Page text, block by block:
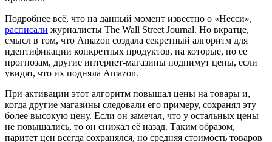
Подробнее всё, что на данный момент известно о «Несси»,
расписали журналисты The Wall Street Journal. Но вкратце,
смысл в том, что Amazon создала секретный алгоритм для
идентификации конкретных продуктов, на которые, по ее
прогнозам, другие интернет-магазины поднимут цены, если
увидят, что их подняла Amazon.
При активации этот алгоритм повышал цены на товары и,
когда другие магазины следовали его примеру, сохранял эту
более высокую цену. Если он замечал, что у остальных цены
не повышались, то он снижал её назад. Таким образом,
паритет цен всегда сохранялся, но средняя стоимость товаров